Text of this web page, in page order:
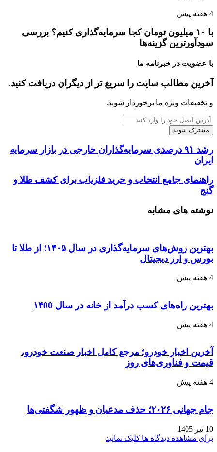
4 هفته پیش
با ۱۰ میلیون تومان کجا سرمایه‌گذاری کنیم؟ بررسی
سودآورترین گزینه‌ها
با عضویت در خبرنامه ما
آخرین مطالب سایت را سریع تر از دیگران دریافت کنید.
و تخفیفات ویژه ما برخوردار شوید.
آدرس
ایمیل
خود
وارد
کنید
رشد ۹۱ درصدی سرمایه‌گذاران خارجی در بازار سرمایه
ایران
راهنمای جامع انتخاب و خرید فلزیاب برای کشف طلا و
گنج
نوشته های مشابه
بهترین روش‌های سرمایه‌گذاری در سال ۱۴۰۵؛ از طلا تا
بورس و ارز دیجیتال
4 هفته پیش
بهترین راه‌های کسب درآمد از خانه در سال ۱۴00
4 هفته پیش
آخرین اخبار خودرو؛ مرجع کامل اخبار صنعت خودرو،
قیمت و فناوری‌های روز
4 هفته پیش
جام جهانی ۲۰۲۶؛ حذف مدعیان و ظهور شگفتی‌ها
10 تیر 1405
برای مشاهده دیدگاه ها کلیک نمایید